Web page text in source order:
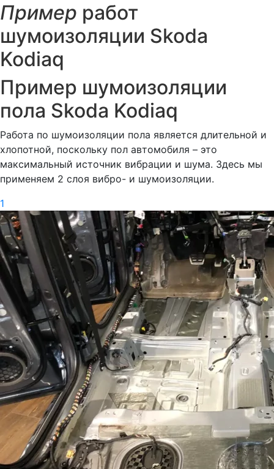
Пример работ
шумоизоляции Skoda
Kodiaq
Пример шумоизоляции
пола Skoda Kodiaq
Работа по шумоизоляции пола является длительной и
хлопотной, поскольку пол автомобиля – это
максимальный источник вибрации и шума. Здесь мы
применяем 2 слоя вибро- и шумоизоляции.
1